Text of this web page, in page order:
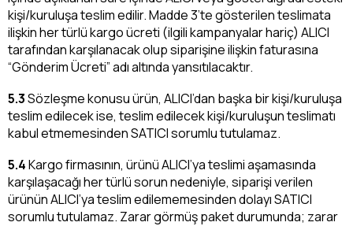
kişi/kuruluşa teslim edilir. Madde 3’te gösterilen teslimata
ilişkin her türlü kargo ücreti (ilgili kampanyalar hariç) ALICI
tarafından karşılanacak olup siparişine ilişkin faturasına
“Gönderim Ücreti” adı altında yansıtılacaktır.
5.3Sözleşme konusu ürün, ALICI’dan başka bir kişi/kuruluşa
teslim edilecek ise, teslim edilecek kişi/kuruluşun teslimatı
kabul etmemesinden SATICI sorumlu tutulamaz.
5.4Kargo firmasının, ürünü ALICI’ya teslimi aşamasında
karşılaşacağı her türlü sorun nedeniyle, siparişi verilen
ürünün ALICI’ya teslim edilememesinden dolayı SATICI
sorumlu tutulamaz. Zarar görmüş paket durumunda; zarar